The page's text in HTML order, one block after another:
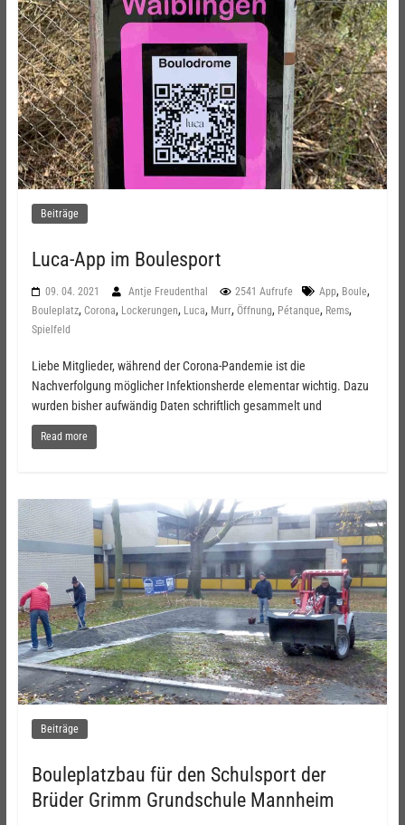
Beiträge
Luca-App im Boulesport
09. 04. 2021 Antje Freudenthal 2541 Aufrufe App, Boule,
Bouleplatz, Corona, Lockerungen, Luca, Murr, Öffnung, Pétanque, Rems,
Spielfeld
Liebe Mitglieder, während der Corona-Pandemie ist die
Nachverfolgung möglicher Infektionsherde elementar wichtig. Dazu
wurden bisher aufwändig Daten schriftlich gesammelt und
Read more
Beiträge
Bouleplatzbau für den Schulsport der
Brüder Grimm Grundschule Mannheim